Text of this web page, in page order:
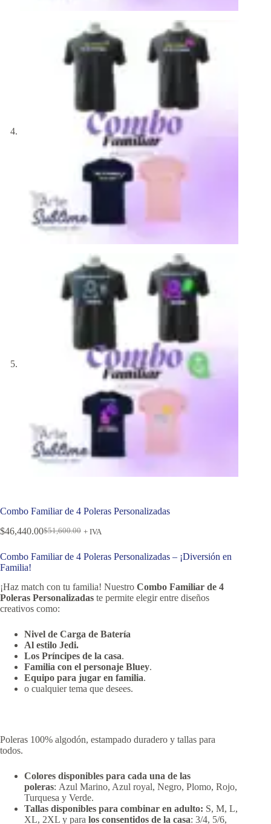
Combo Familiar de 4 Poleras Personalizadas
$51,600.00
$46,440.00 + IVA
Combo Familiar de 4 Poleras Personalizadas – ¡Diversión en
Familia!
¡Haz match con tu familia! Nuestro Combo Familiar de 4
Poleras Personalizadas te permite elegir entre diseños
creativos como:
Nivel de Carga de Batería
Al estilo Jedi.
Los Príncipes de la casa.
Familia con el personaje Bluey.
Equipo para jugar en familia.
o cualquier tema que desees.
Poleras 100% algodón, estampado duradero y tallas para
todos.
Colores disponibles para cada una de las
poleras: Azul Marino, Azul royal, Negro, Plomo, Rojo,
Turquesa y Verde.
Tallas disponibles para combinar en adulto: S, M, L,
XL, 2XL y para los consentidos de la casa: 3/4, 5/6,